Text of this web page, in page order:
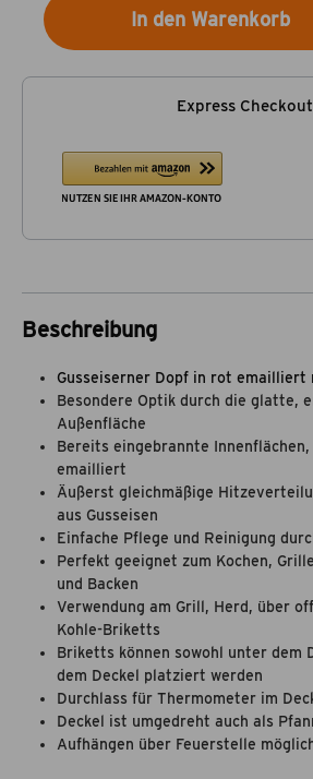
In den Warenkorb
Express Checkout
Beschreibung
Gusseiserner Dopf in rot emailliert
Besondere Optik durch die glatte,
Außenfläche
Bereits eingebrannte
emailliert
Äußerst gleichmäßige
aus Gusseisen
Einfache Pflege und Reinigung
Perfekt geeignet zum Kochen,
und Backen
Verwendung am Grill, Herd, über
Kohle-Briketts
Briketts können sowohl unter dem
dem Deckel platziert werden
Durchlass für Thermometer im
Deckel ist umgedreht auch als
Aufhängen über Feuerstelle